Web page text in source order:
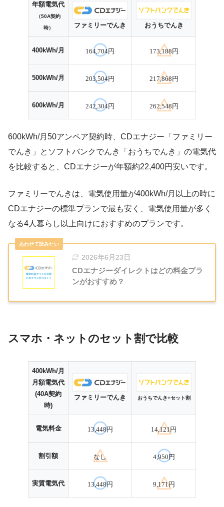
年額電気代
（50A契約
時） ファミリーでんき おうちでんき
400kWh/月 164,704円 173,188円
500kWh/月 203,504円 217,868円
600kWh/月 242,304円 262,548円
600kWh/月50アンペア契約時、CDエナジー「ファミリー
でんき」とソフトバンクでんき「おうちでんき」の電気代
を比較すると、CDエナジーが年額約22,400円安いです。
ファミリーでんきは、電気使用量が400kWh/月以上の時に
CDエナジーの標準プランで最も安く、電気使用量が多く
なる4人暮らし以上向けにおすすめのプランです。
2026年6月23日
CDエナジーダイレクトはどの料金プラ
ンがおすすめ？
スマホ・ネットのセット割で比較
400kWh/月
月額電気代
(40A契約
時)
ファミリーでんき おうちでんき+セット割
電気料金 13,448円 14,121円
割引額 なし 4,950円
実質電気代 13,448円 9,171円